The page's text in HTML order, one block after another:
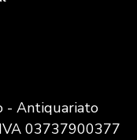
- Antiquariato
03737900377